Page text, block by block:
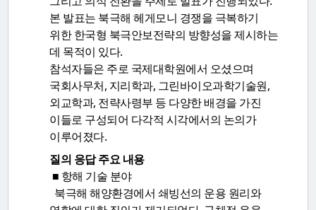
본 발표는 북극해 헤게모니 경쟁을 극복하기
위한 한국형 북극안보전략의 방향성을 제시하는
데 목적이 있다.
참석자들은 주로 국제대학원에서 오셨으며
국회사무처, 지리학과, 그린바이오과학기술원,
외교학과, 전략사령부 등 다양한 배경을 가진
이들로 구성되어 다각적 시각에서의 논의가
이루어졌다.
질의 응답 주요 내용
■ 항해 기술 분야
북극해 해양환경에서 쇄빙선의 운용 원리와